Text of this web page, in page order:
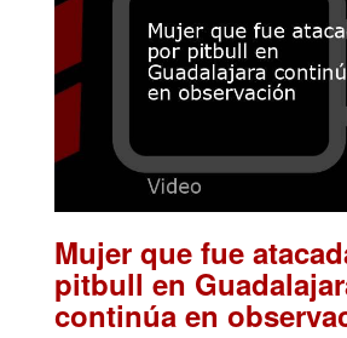
Mujer que fue
pitbull en
continúa en